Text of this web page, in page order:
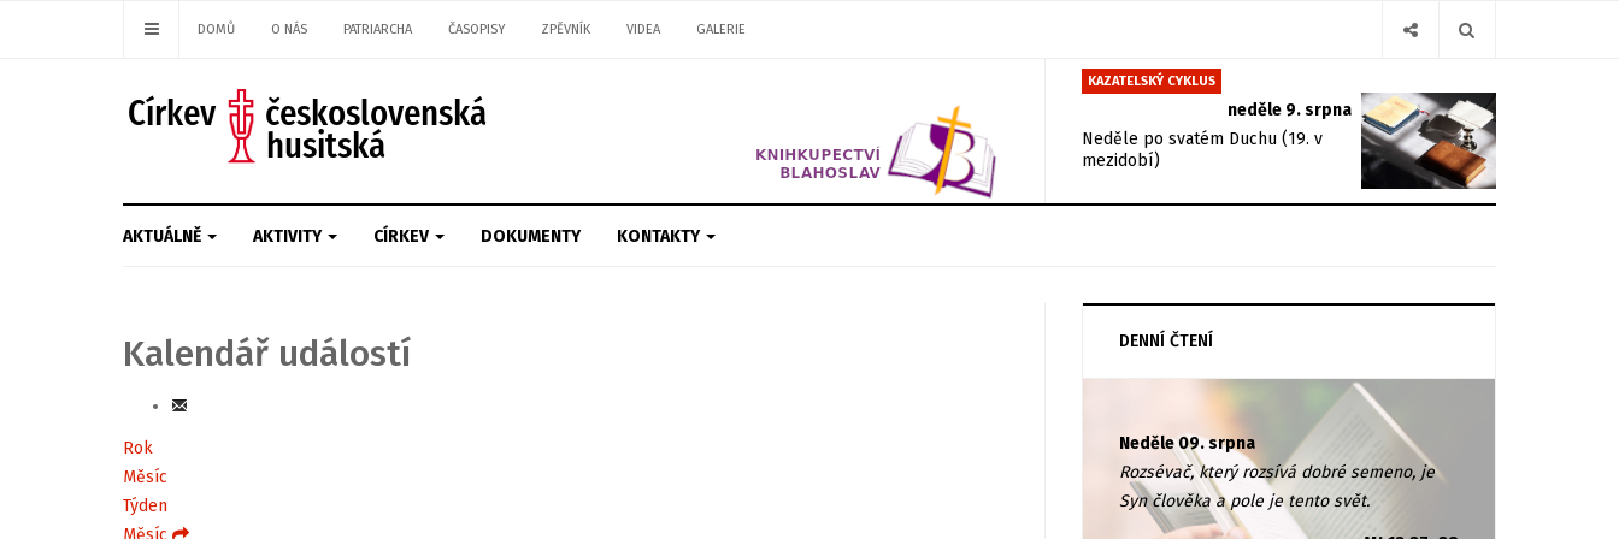
DOMŮ O NÁS PATRIARCHA ČASOPISY ZPĚVNÍK VIDEA GALERIE
KAZATELSKÝ CYKLUS
neděle 9. srpna
Neděle po svatém Duchu (19. v
mezidobí)
AKTUÁLNĚ AKTIVITY CÍRKEV DOKUMENTY KONTAKTY
Kalendář událostí
Rok
Měsíc
Týden
Měsíc
DENNÍ ČTENÍ
Neděle 09. srpna
Rozsévač, který rozsívá dobré semeno, je
Syn člověka a pole je tento svět.